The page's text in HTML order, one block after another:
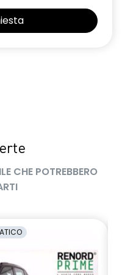
CHE POTREBBERO